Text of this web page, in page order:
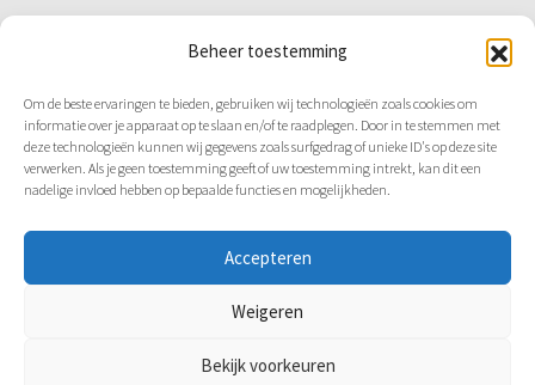
Beheer toestemming
Om de beste ervaringen te bieden, gebruiken wij technologieën zoals cookies om
informatie over je apparaat op te slaan en/of te raadplegen. Door in te stemmen met
deze technologieën kunnen wij gegevens zoals surfgedrag of unieke ID's op deze site
verwerken. Als je geen toestemming geeft of uw toestemming intrekt, kan dit een
nadelige invloed hebben op bepaalde functies en mogelijkheden.
Accepteren
Weigeren
Bekijk voorkeuren
Contact
Wat te doen bij schade
Verzekering
Ruitreparatie
Afspraak maken
Beheerd en bijgehouden doorE.W.Design